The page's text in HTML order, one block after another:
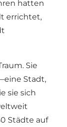
hatten
errichtet,
Sie
Stadt,
sie sich
Städte auf